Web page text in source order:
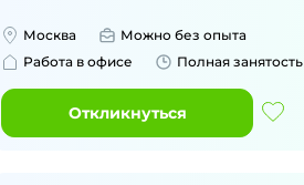
Москва
Можно без опыта
Работа в офисе
Полная занятость
Откликнуться